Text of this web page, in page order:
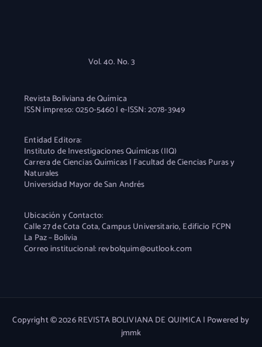
Vol. 40. No. 3
Revista Boliviana de Química
ISSN impreso: 0250-5460 | e-ISSN: 2078-3949
Entidad Editora:
Instituto de Investigaciones Químicas (IIQ)
Carrera de Ciencias Químicas | Facultad de Ciencias Puras y
Naturales
Universidad Mayor de San Andrés
Ubicación y Contacto:
Calle 27 de Cota Cota, Campus Universitario, Edificio FCPN
La Paz – Bolivia
Correo institucional: revbolquim@outlook.com
Copyright © 2026 REVISTA BOLIVIANA DE QUIMICA | Powered by
jmmk